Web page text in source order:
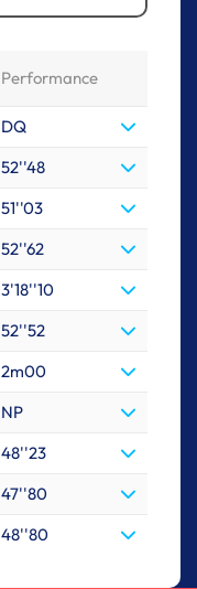
Performance
DQ
52''48
51''03
52''62
3'18''10
52''52
2m00
NP
48''23
47''80
48''80